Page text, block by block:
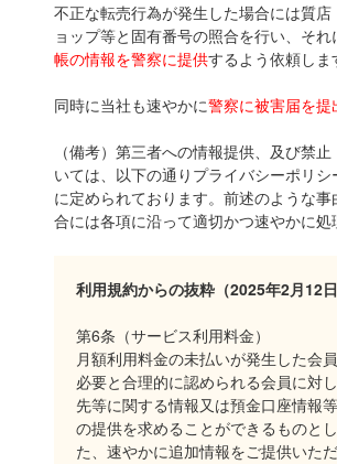
不正な転売行為が発生した場合には質店
ョップ等と固有番号の照合を行い、それ
帳の情報を警察に提供するよう依頼しま
同時に当社も速やかに警察に被害届を提
（備考）第三者への情報提供、及び禁
いては、以下の通りプライバシーポリシ
に定められております。前述のような
合には各項に沿って適切かつ速やかに処
利用規約からの抜粋（2025年2月12日
第6条（サービス利用料金）
月額利用料金の未払いが発生した会
必要と合理的に認められる会員に対
先等に関する情報又は預金口座情報
の提供を求めることができるものと
た、速やかに追加情報をご提供いた